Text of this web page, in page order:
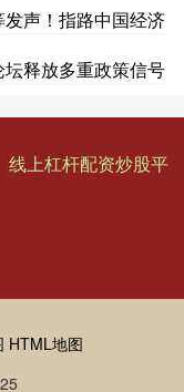
声！指路中国经济
释放多重政策信号
线上杠杆配资炒股平
HTML地图